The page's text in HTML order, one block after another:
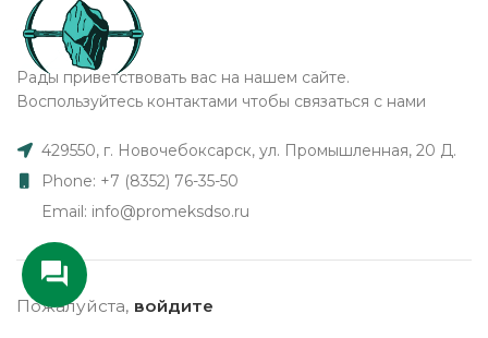
Рады приветствовать вас на нашем сайте.
Воспользуйтесь контактами чтобы связаться с нами
429550, г. Новочебоксарск, ул. Промышленная, 20 Д.
Phone: +7 (8352) 76-35-50
Email: info@promeksdso.ru
Пожалуйста, войдите